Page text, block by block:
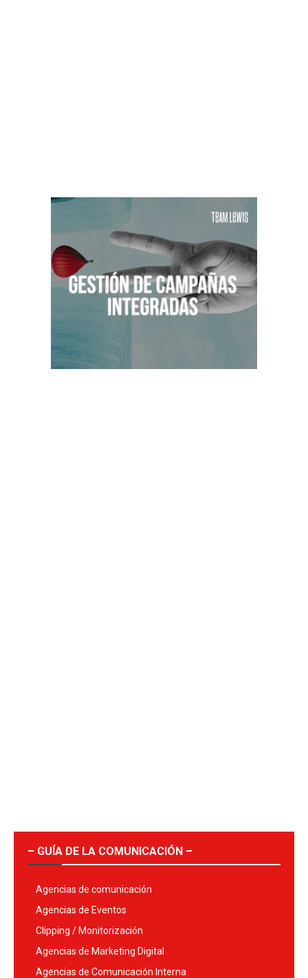
– GUÍA DE LA COMUNICACIÓN –
Agencias de comunicación
Agencias de Eventos
Clipping / Monitorización
Agencias de Marketing Digital
Agencias de Comunicación Interna